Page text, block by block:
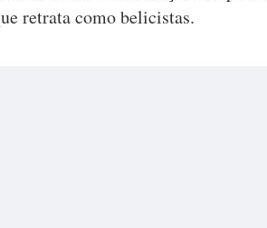
retrata como belicistas.